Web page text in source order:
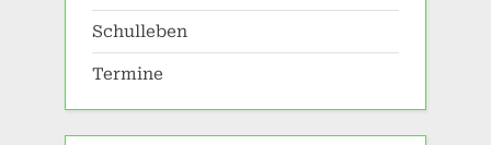
Schulleben
Termine